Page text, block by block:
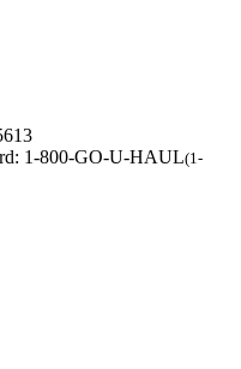
1-800-GO-U-HAUL(1-